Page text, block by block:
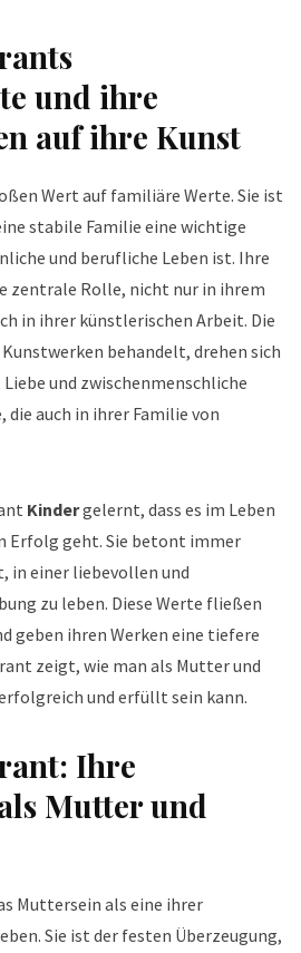
und ihre
auf ihre Kunst
Wert auf familiäre Werte. Sie ist
stabile Familie eine wichtige
und berufliche Leben ist. Ihre
zentrale Rolle, nicht nur in ihrem
in ihrer künstlerischen Arbeit. Die
behandelt, drehen sich
und zwischenmenschliche
die auch in ihrer Familie von
Kindergelernt, dass es im Leben
Erfolg geht. Sie betont immer
in einer liebevollen und
zu leben. Diese Werte fließen
geben ihren Werken eine tiefere
zeigt, wie man als Mutter und
und erfüllt sein kann.
Ihre
Mutter und
Muttersein als eine ihrer
Sie ist der festen Überzeugung,